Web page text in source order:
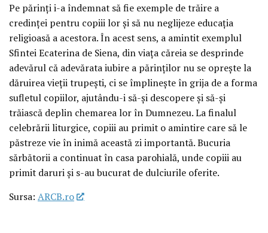
Pe părinți i-a îndemnat să fie exemple de trăire a
credinței pentru copiii lor și să nu neglijeze educația
religioasă a acestora. În acest sens, a amintit exemplul
Sfintei Ecaterina de Siena, din viața căreia se desprinde
adevărul că adevărata iubire a părinților nu se oprește la
dăruirea vieții trupești, ci se împlinește în grija de a forma
sufletul copiilor, ajutându-i să-și descopere și să-și
trăiască deplin chemarea lor în Dumnezeu. La finalul
celebrării liturgice, copiii au primit o amintire care să le
păstreze vie în inimă această zi importantă. Bucuria
sărbătorii a continuat în casa parohială, unde copiii au
primit daruri și s-au bucurat de dulciurile oferite.
Sursa: ARCB.ro